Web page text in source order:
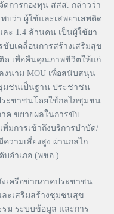
รกองทุน สสส. กล่าวว่า
บว่า ผู้ใช้และเสพยาเสพติด
ะ 1.4 ล้านคน เป็นผู้ใช้ยา
บเคลื่อนการสร้างเสริมสุข
ด เพื่อคืนคุณภาพชีวิตให้แก่
งนาม MOU เพื่อสนับสนุน
ชนเป็นฐาน ประชาชน
ระชาชนโดยใช้กลไกชุมชน
ค ขยายผลในการขับ
มการเข้าถึงบริการบำบัด/
วามเสี่ยงสูง ผ่านกลไก
อำเภอ (พชอ.)
รือข่ายภาคประชาชน
ะเสริมสร้างชุมชนสุข
ม ระบบข้อมูล และการ